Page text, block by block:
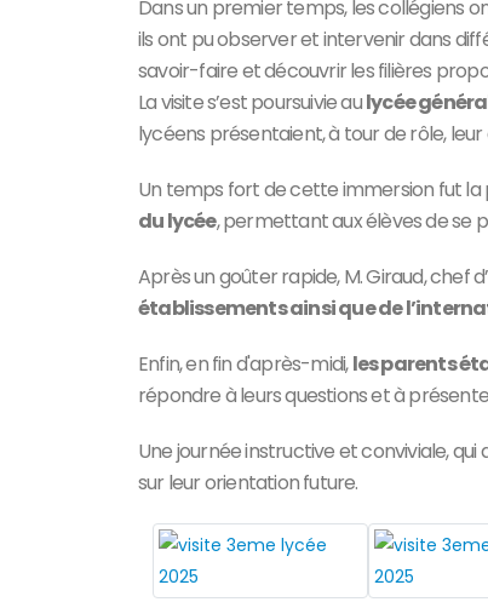
Dans un premier temps, les collégiens
ils ont pu observer et intervenir dans
savoir-faire et découvrir les filières
La visite s’est poursuivie aulycée
lycéens présentaient, à tour de rôle,
Un temps fort de cette immersion fut
du lycée, permettant aux élèves de se
Après un goûter rapide, M. Giraud, chef
établissements ainsi que de
Enfin, en fin d'après-midi,les parents
répondre à leurs questions et à
Une journée instructive et conviviale,
sur leur orientation future.